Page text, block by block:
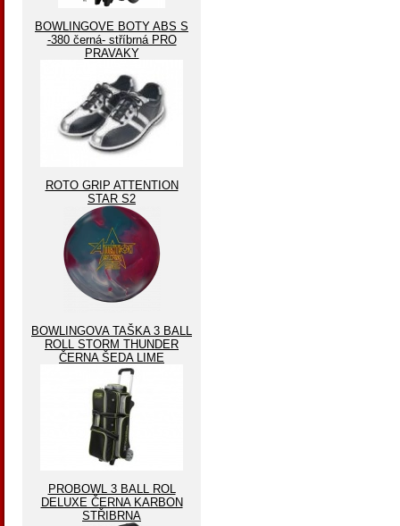
BOWLINGOVE BOTY ABS S
-380 černá- stříbrná PRO
PRAVAKY
ROTO GRIP ATTENTION
STAR S2
BOWLINGOVA TAŠKA 3 BALL
ROLL STORM THUNDER
ČERNA ŠEDA LIME
PROBOWL 3 BALL ROL
DELUXE ČERNA KARBON
STŘIBRNA